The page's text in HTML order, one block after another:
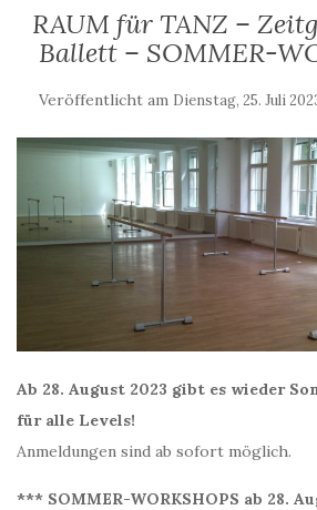
RAUM für TANZ –
Ballett – SOMMER-
Veröffentlicht am Dienstag, 25. Juli
Ab 28. August 2023 gibt es wieder
für alle Levels!
Anmeldungen sind ab sofort möglich.
*** SOMMER-WORKSHOPS ab 28.